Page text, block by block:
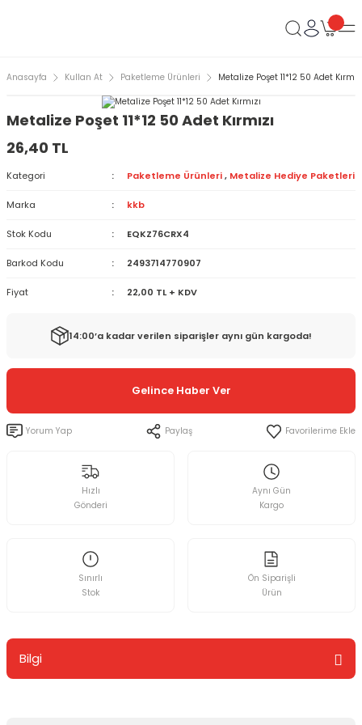
Anasayfa Kullan At Paketleme Ürünleri Metalize Poşet 11*12 50 Adet
Metalize Poşet 11*12 50 Adet Kırmızı
26,40 TL
Kategori Paketleme Ürünleri , Metalize Hediye Paketleri
Marka kkb
Stok Kodu EQKZ76CRX4
Barkod Kodu 2493714770907
Fiyat 22,00 TL + KDV
14:00’a kadar verilen siparişler aynı gün kargoda!
Gelince Haber Ver
Yorum Yap Paylaş
Hızlı
Gönderi
Aynı Gün
Kargo
Sınırlı
Stok
Ön Siparişli
Ürün
Bilgi